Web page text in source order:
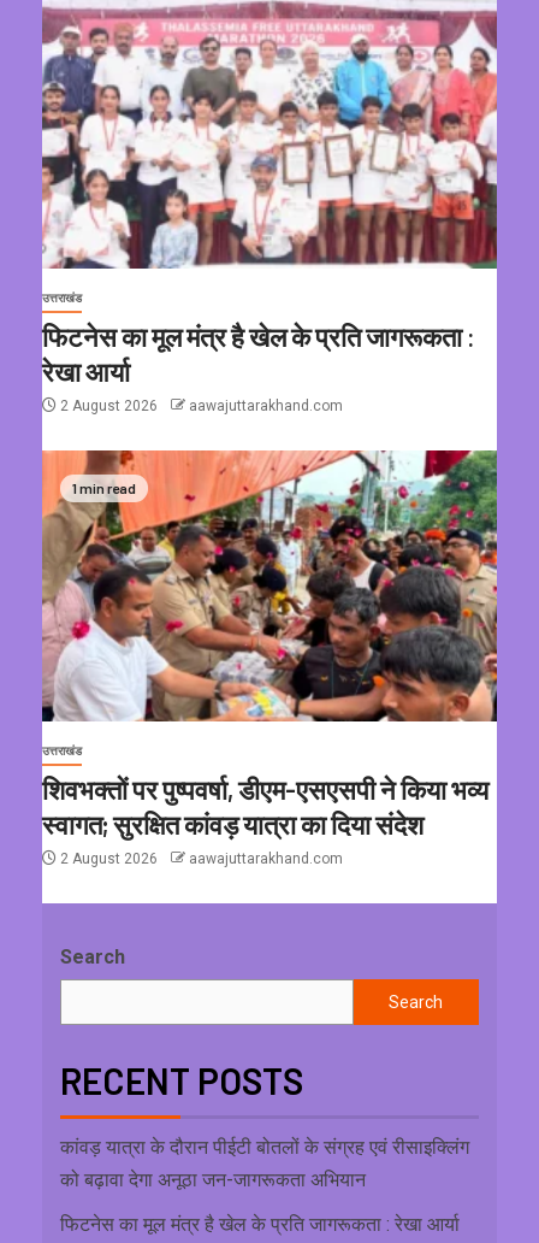
उत्तराखंड
फिटनेस का मूल मंत्र है खेल के प्रति जागरूकता :
रेखा आर्या
2 August 2026 aawajuttarakhand.com
1 min read
उत्तराखंड
शिवभक्तों पर पुष्पवर्षा, डीएम-एसएसपी ने किया भव्य
स्वागत; सुरक्षित कांवड़ यात्रा का दिया संदेश
2 August 2026 aawajuttarakhand.com
Search
Search
RECENT POSTS
कांवड़ यात्रा के दौरान पीईटी बोतलों के संग्रह एवं रीसाइक्लिंग
को बढ़ावा देगा अनूठा जन-जागरूकता अभियान
फिटनेस का मूल मंत्र है खेल के प्रति जागरूकता : रेखा आर्या